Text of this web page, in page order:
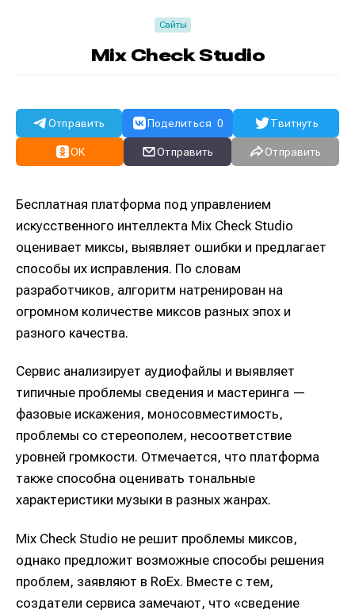
Сайты
Mix Check Studio
Отправить Поделиться 0 Твитнуть
OK Отправить Отправить
Бесплатная платформа под управлением
искусственного интеллекта Mix Check Studio
оценивает миксы, выявляет ошибки и предлагает
способы их исправления. По словам
разработчиков, алгоритм натренирован на
огромном количестве миксов разных эпох и
разного качества.
Сервис анализирует аудиофайлы и выявляет
типичные проблемы сведения и мастеринга —
фазовые искажения, моносовместимость,
проблемы со стереополем, несоответствие
уровней громкости. Отмечается, что платформа
также способна оценивать тональные
характеристики музыки в разных жанрах.
Mix Check Studio не решит проблемы миксов,
однако предложит возможные способы решения
проблем, заявляют в RoEx. Вместе с тем,
создатели сервиса замечают, что «сведение